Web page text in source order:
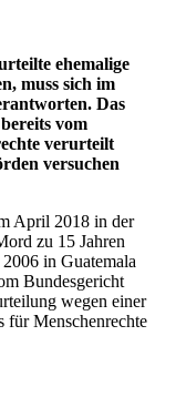
ehemalige
muss sich im
Das
vom
verurteilt
versuchen
April 2018 in der
zu 15 Jahren
in Guatemala
Bundesgericht
wegen einer
für Menschenrechte